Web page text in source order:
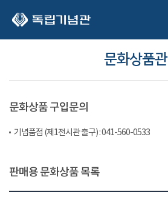
문화상품관
문화상품 구입문의
기념품점 (제1전시관 출구) : 041-560-0533
판매용 문화상품 목록